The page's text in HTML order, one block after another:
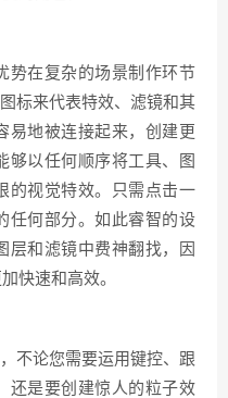
势在复杂的场景制作环节
标来代表特效、滤镜和其
易地被连接起来，创建更
够以任何顺序将工具、图
的视觉特效。只需点击一
任何部分。如此睿智的设
层和滤镜中费神翻找，因
快速和高效。
不论您需要运用键控、跟
还是要创建惊人的粒子效